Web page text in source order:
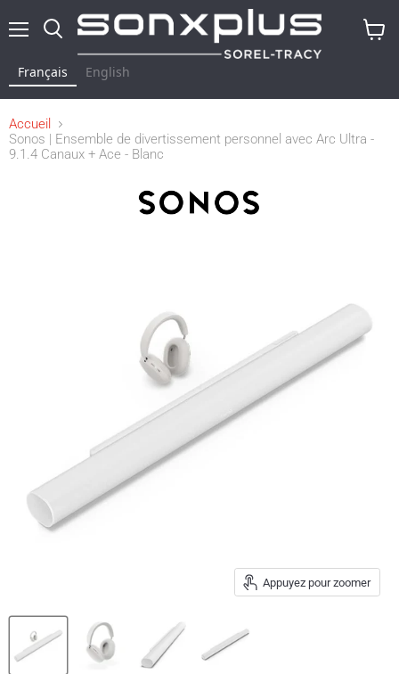
Français English
Accueil
Sonos | Ensemble de divertissement personnel avec Arc Ultra -
9.1.4 Canaux + Ace - Blanc
Appuyez pour zoomer